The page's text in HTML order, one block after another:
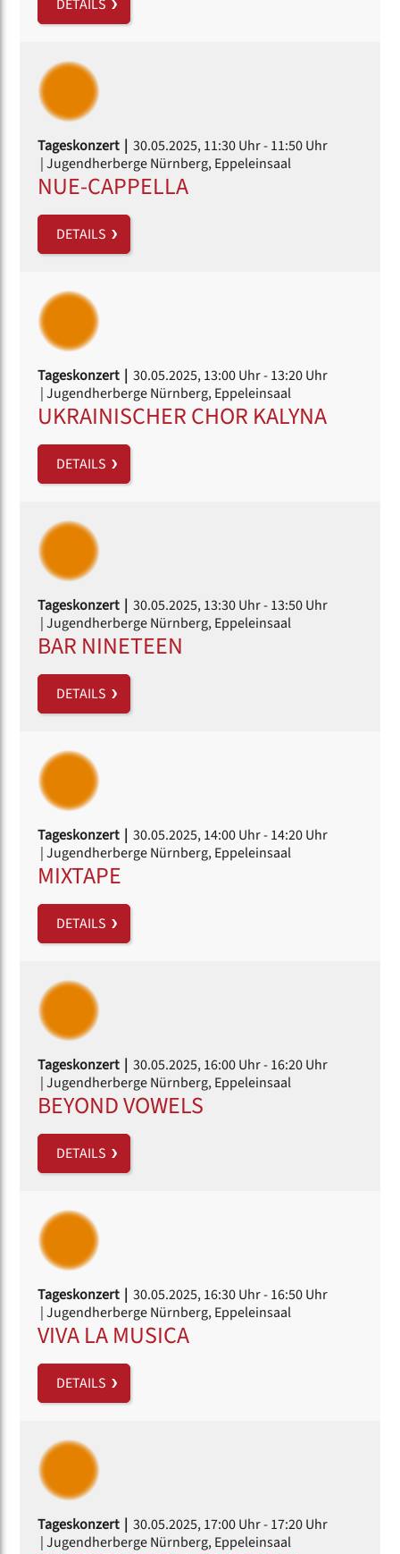
DETAILS
Tageskonzert | 30.05.2025, 11:30 Uhr- 11:50 Uhr
| Jugendherberge Nürnberg, Eppeleinsaal
NUE-CAPPELLA
DETAILS
Tageskonzert | 30.05.2025, 13:00 Uhr- 13:20 Uhr
| Jugendherberge Nürnberg, Eppeleinsaal
UKRAINISCHER CHOR KALYNA
DETAILS
Tageskonzert | 30.05.2025, 13:30 Uhr- 13:50 Uhr
| Jugendherberge Nürnberg, Eppeleinsaal
BAR NINETEEN
DETAILS
Tageskonzert | 30.05.2025, 14:00 Uhr- 14:20 Uhr
| Jugendherberge Nürnberg, Eppeleinsaal
MIXTAPE
DETAILS
Tageskonzert | 30.05.2025, 16:00 Uhr- 16:20 Uhr
| Jugendherberge Nürnberg, Eppeleinsaal
BEYOND VOWELS
DETAILS
Tageskonzert | 30.05.2025, 16:30 Uhr- 16:50 Uhr
| Jugendherberge Nürnberg, Eppeleinsaal
VIVA LA MUSICA
DETAILS
Tageskonzert | 30.05.2025, 17:00 Uhr- 17:20 Uhr
| Jugendherberge Nürnberg, Eppeleinsaal